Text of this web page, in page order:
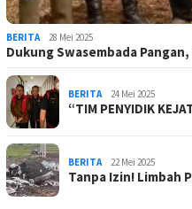
BERITA 28 Mei 2025
Dukung Swasembada
BERITA 24 Mei 2025
“TIM PENYIDIK
BERITA 22 Mei 2025
Tanpa Izin! Limbah